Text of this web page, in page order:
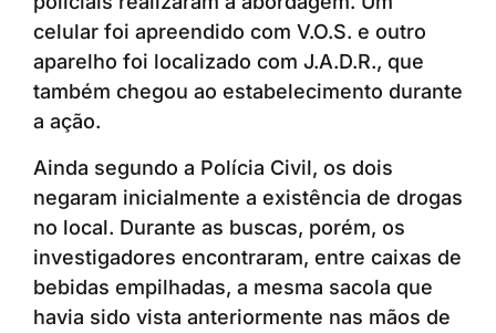
celular foi apreendido com V.O.S. e outro
aparelho foi localizado com J.A.D.R., que
também chegou ao estabelecimento durante
a ação.
Ainda segundo a Polícia Civil, os dois
negaram inicialmente a existência de drogas
no local. Durante as buscas, porém, os
investigadores encontraram, entre caixas de
bebidas empilhadas, a mesma sacola que
havia sido vista anteriormente nas mãos de